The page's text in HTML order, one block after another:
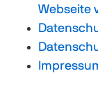
Webseite